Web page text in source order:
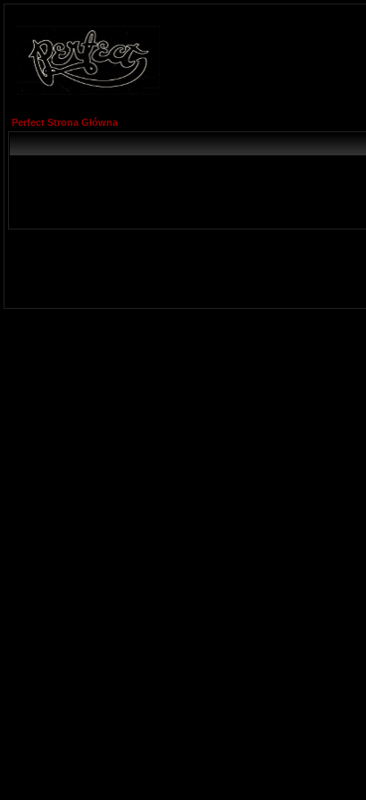
Perfect Strona Główna